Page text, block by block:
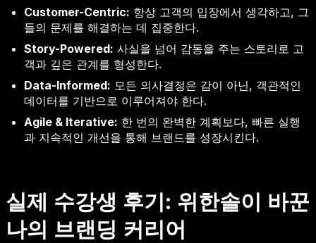
Customer-Centric: 항상 고객의 입장에서 생각하고, 그
들의 문제를 해결하는 데 집중한다.
Story-Powered: 사실을 넘어 감동을 주는 스토리로 고
객과 깊은 관계를 형성한다.
Data-Informed: 모든 의사결정은 감이 아닌, 객관적인
데이터를 기반으로 이루어져야 한다.
Agile & Iterative: 한 번의 완벽한 계획보다, 빠른 실행
과 지속적인 개선을 통해 브랜드를 성장시킨다.
실제 수강생 후기: 위한솔이 바꾼
나의 브랜딩 커리어